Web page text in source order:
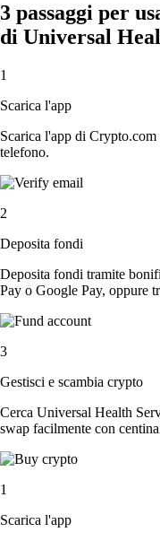
3 passaggi per
di Universal
1
Scarica l'app
Scarica l'app di
telefono.
2
Deposita fondi
Deposita fondi tramite
Pay o Google Pay, oppure
3
Gestisci e scambia crypto
Cerca Universal Health
swap facilmente con
1
Scarica l'app